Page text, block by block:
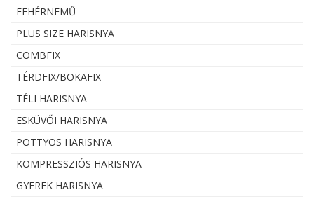
FEHÉRNEMŰ
PLUS SIZE HARISNYA
COMBFIX
TÉRDFIX/BOKAFIX
TÉLI HARISNYA
ESKÜVŐI HARISNYA
PÖTTYÖS HARISNYA
KOMPRESSZIÓS HARISNYA
GYEREK HARISNYA